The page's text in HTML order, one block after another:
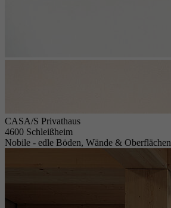
CASA/S Privathaus
4600 Schleißheim
Nobile - edle Böden, Wände & Oberflächen